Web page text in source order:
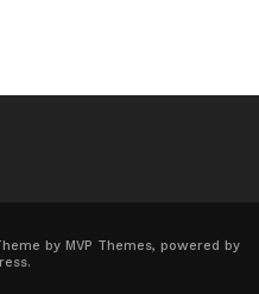
by MVP Themes, powered by